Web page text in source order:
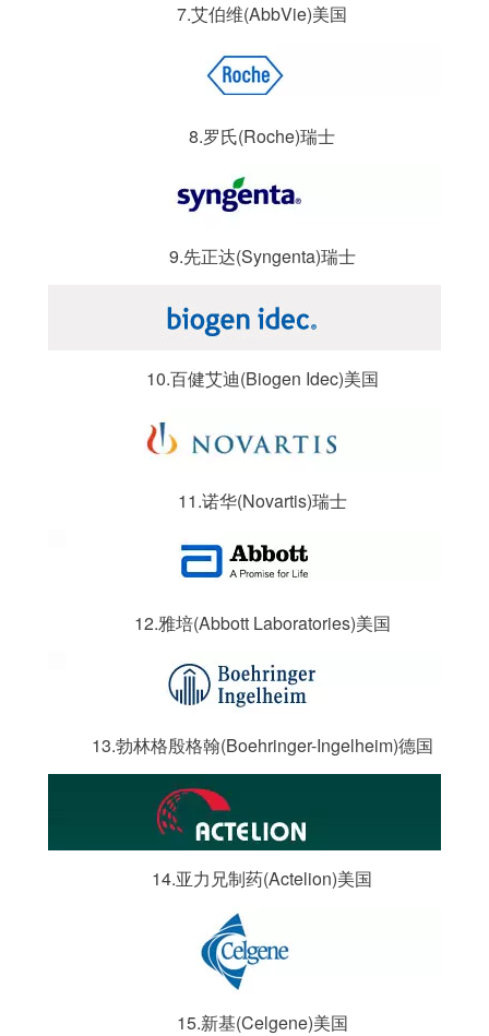
7.艾伯维(AbbVie)美国
8.罗氏(Roche)瑞士
9.先正达(Syngenta)瑞士
10.百健艾迪(Biogen Idec)美国
11.诺华(Novartis)瑞士
12.雅培(Abbott Laboratories)美国
13.勃林格殷格翰(Boehringer-Ingelheim)德国
14.亚力兄制药(Actelion)美国
15.新基(Celgene)美国